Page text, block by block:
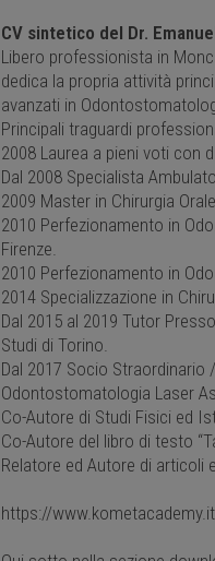
CV sintetico del Dr.
Libero professionista in
dedica la propria attività
avanzati in
Principali traguardi
2008 Laurea a pieni voti con
Dal 2008 Specialista
2009 Master in Chirurgia
2010 Perfezionamento in
Firenze.
2010 Perfezionamento in
2014 Specializzazione in
Dal 2015 al 2019 Tutor
Studi di Torino.
Dal 2017 Socio Straordinario
Odontostomatologia Laser
Co-Autore di Studi Fisici ed
Co-Autore del libro di testo
Relatore ed Autore di articoli
https://